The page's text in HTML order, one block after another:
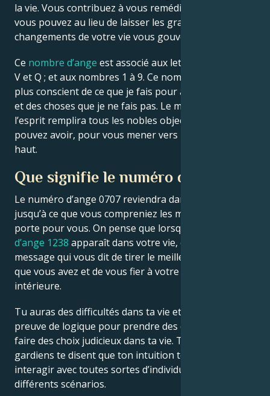
la vie. Vous contribuez à vous remédier du mieux que
vous pouvez au lieu de laisser les grands
changements de votre vie vous gouverner.
Ce nombre d’ange est associé aux lettres U, P, H, R, L,
V et Q ; et aux nombres 1 à 9. Ce nombre me rend
plus conscient de ce que je fais pour améliorer ma vie
et des choses que je ne fais pas. Le monde divin de
l’esprit remplira tous les nobles objectifs que vous
pouvez avoir, pour vous mener vers l’avant et vers le
haut.
Que signifie le numéro de l’ange ?
Le numéro d’ange 0707 reviendra dans votre vie
jusqu’à ce que vous compreniez les messages qu’il
porte pour vous. On pense que lorsque
d’ange 1238 apparaît dans votre vie, c’est un
message qui vous dit de tirer le meilleur parti de ce
que vous avez et de vous fier à votre sagesse
intérieure.
Tu auras des difficultés dans ta vie et tu devras faire
preuve de logique pour prendre des décisions et
faire des choix judicieux dans ta vie. Tes anges
gardiens te disent que ton intuition te guidera pour
interagir avec toutes sortes d’individus dans
différents scénarios.